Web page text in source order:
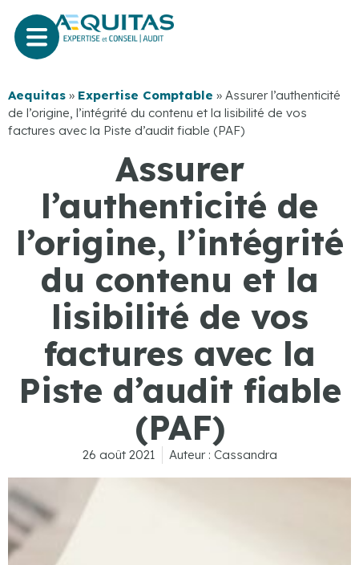
Aequitas » Expertise Comptable » Assurer l’authenticité
de l’origine, l’intégrité du contenu et la lisibilité de vos
factures avec la Piste d’audit fiable (PAF)
Assurer
l’authenticité de
l’origine, l’intégrité
du contenu et la
lisibilité de vos
factures avec la
Piste d’audit fiable
(PAF)
26 août 2021 Auteur : Cassandra